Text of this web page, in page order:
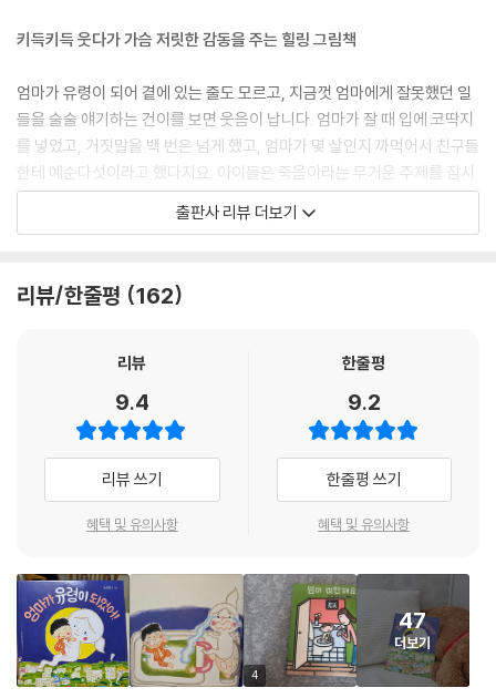
키득키득 웃다가 가슴 저릿한 감동을 주는 힐링 그림책
엄마가 유령이 되어 곁에 있는 줄도 모르고, 지금껏 엄마에게 잘못했던 일
들을 술술 얘기하는 건이를 보면 웃음이 납니다. 엄마가 잘 때 입에 코딱지
를 넣었고, 거짓말을 백 번은 넘게 했고, 엄마가 몇 살인지 까먹어서 친구들
한테 예순다섯이라고 했다지요. 아이들은 죽음이라는 무거운 주제를 잠시
잊고 유머가 넘치는 둘의 모습을 보며 까르르 웃으며 즐거워합니다. 엄마
가 그리워 엄마의 팬티를 입고 자는 건이의 모습은 다소 엽기적이기도 하
은 건이를 달래며 자신이 태어나 가장 잘한 일이 바로 건이를 낳은 것이라
하는지 알게 하는 대목이지요. 그리고 자신이 사랑하고 좋아하는 건이의
엄마, 사라지지 마
아이들도 언젠가는 죽음을 접하게 됩니다. 함께 지내던 반려동물이나 사랑
죽음이라는 주제를 무조건 외면할 수는 없습니다. 사람은 언젠가 죽기에
아이도 죽음에 대해 생각해 보아야 합니다. 당연히 아이에게 엄마의 존재
는 너무나 단단하고, 엄마가 없어진다는 것은 상상할 수도 없는 일입니다.
그래서 이 책을 본 아이들은 만약에 우리 엄마가 사라진다면, 하는 간접 체
험을 할 수 있게 됩니다. 아이들은 옆에 있는 엄마의 소중함을 알고 엄마의
출판사 리뷰 더보기
리뷰/한줄평 162
리뷰
9.4
리뷰 쓰기
혜택 및 유의사항
한줄평
9.2
한줄평 쓰기
혜택 및 유의사항
4
47
더보기